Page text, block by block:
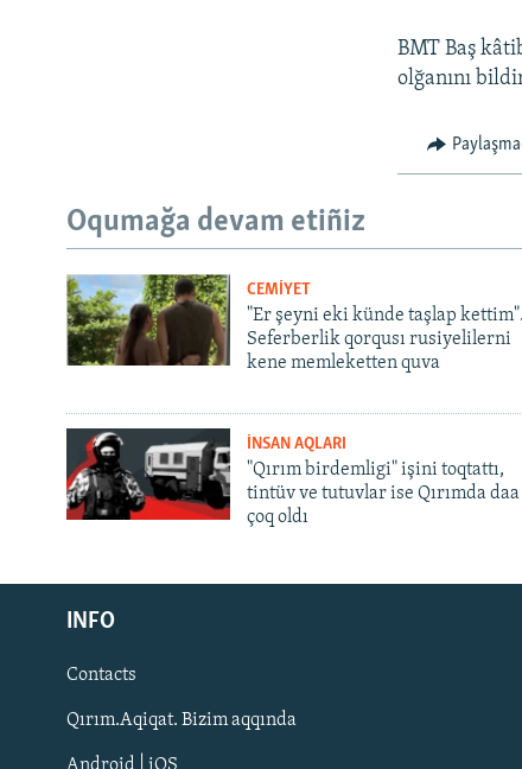
Русский
Українською
QOŞULIÑIZ!
BMT Baş
olğanını
Oqumağa devam etiñiz
CEMİYET
"Er şeyni eki künde taşlap kettim".
Seferberlik qorqusı rusiyelilerni
kene memleketten quva
İNSAN AQLARI
"Qırım birdemligi" işini toqtattı,
tintüv ve tutuvlar ise Qırımda daa
çoq oldı
INFO
Contacts
Qırım.Aqiqat. Bizim aqqında
Android | iOS